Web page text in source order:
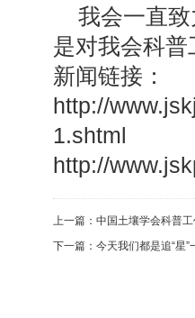
我会一直
是对我会科
新闻链接：
http://
1.shtml
http://
上一篇： 中国土壤学会科普
下一篇： 今天我们都是追“星”